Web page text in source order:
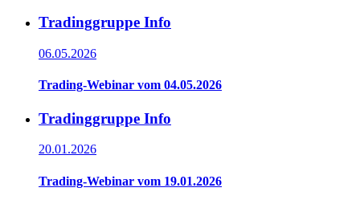
Tradinggruppe Info
06.05.2026
Trading-Webinar vom 04.05.2026
Tradinggruppe Info
20.01.2026
Trading-Webinar vom 19.01.2026